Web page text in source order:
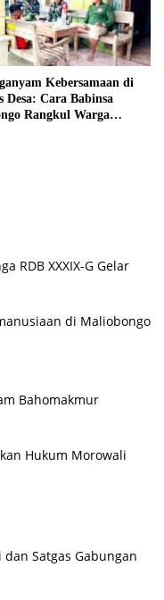
Kebersamaan di
Desa: Cara Babinsa
Rangkul Warga
RDB XXXIX-G Gelar
di Maliobongo
Bahomakmur
Hukum Morowali
dan Satgas Gabungan